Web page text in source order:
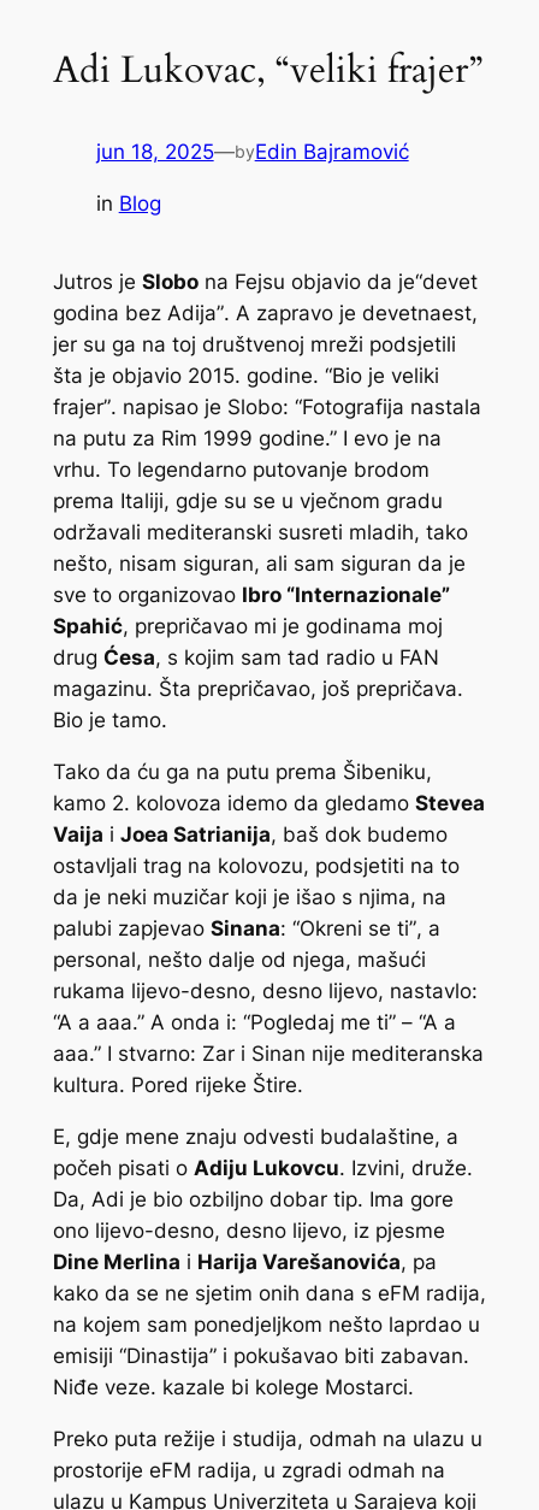
Adi Lukovac, “veliki frajer”
jun 18, 2025—byEdin Bajramović
in Blog
Jutros je Slobona Fejsu objavio da je“devet
godina bez Adija”. A zapravo je devetnaest,
jer su ga na toj društvenoj mreži podsjetili
šta je objavio 2015. godine. “Bio je veliki
frajer”. napisao je Slobo: “Fotografija nastala
na putu za Rim 1999 godine.”I evo je na
vrhu. To legendarno putovanje brodom
prema Italiji, gdje su se u vječnom gradu
održavali mediteranski susreti mladih, tako
nešto, nisam siguran, ali sam siguran da je
sve to organizovao Ibro “Internazionale”
Spahić, prepričavao mi je godinama moj
drug Ćesa, s kojim sam tad radio u FAN
magazinu. Šta prepričavao, još prepričava.
Bio je tamo.
Tako da ću ga na putu prema Šibeniku,
kamo 2. kolovoza idemo da gledamo Stevea
Vaija i Joea Satrianija, baš dok budemo
ostavljali trag na kolovozu, podsjetiti na to
da je neki muzičar koji je išao s njima, na
palubi zapjevao Sinana: “Okreni se ti”, a
personal, nešto dalje od njega, mašući
rukama lijevo-desno, desno lijevo, nastavlo:
“A a aaa.”A onda i: “Pogledaj me ti”– “A a
aaa.”I stvarno: Zar i Sinan nije mediteranska
kultura. Pored rijeke Štire.
E, gdje mene znaju odvesti budalaštine, a
počeh pisati o Adiju Lukovcu. Izvini, druže.
Da, Adi je bio ozbiljno dobar tip. Ima gore
ono lijevo-desno, desno lijevo, iz pjesme
Dine Merlina i Harija Varešanovića, pa
kako da se ne sjetim onih dana s eFM radija,
na kojem sam ponedjeljkom nešto laprdao u
emisiji “Dinastija” i pokušavao biti zabavan.
Niđe veze. kazale bi kolege Mostarci.
Preko puta režije i studija, odmah na ulazu u
prostorije eFM radija, u zgradi odmah na
ulazu u Kampus Univerziteta u Sarajeva koji